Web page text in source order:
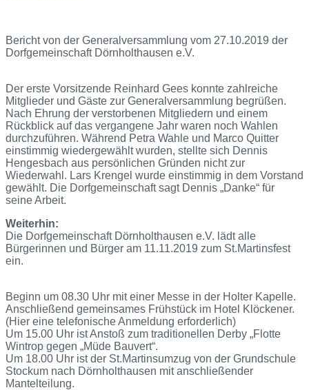
Bericht von der Generalversammlung vom 27.10.2019 der
Dorfgemeinschaft Dörnholthausen e.V.
Der erste Vorsitzende Reinhard Gees konnte zahlreiche
Mitglieder und Gäste zur Generalversammlung begrüßen.
Nach Ehrung der verstorbenen Mitgliedern und einem
Rückblick auf das vergangene Jahr waren noch Wahlen
durchzuführen. Während Petra Wahle und Marco Quitter
einstimmig wiedergewählt wurden, stellte sich Dennis
Hengesbach aus persönlichen Gründen nicht zur
Wiederwahl. Lars Krengel wurde einstimmig in dem Vorstand
gewählt. Die Dorfgemeinschaft sagt Dennis „Danke“ für
seine Arbeit.
Weiterhin:
Die Dorfgemeinschaft Dörnholthausen e.V. lädt alle
Bürgerinnen und Bürger am 11.11.2019 zum St.Martinsfest
ein.
Beginn um 08.30 Uhr mit einer Messe in der Holter Kapelle.
Anschließend gemeinsames Frühstück im Hotel Klöckener.
(Hier eine telefonische Anmeldung erforderlich)
Um 15.00 Uhr ist Anstoß zum traditionellen Derby „Flotte
Wintrop gegen „Müde Bauvert“.
Um 18.00 Uhr ist der St.Martinsumzug von der Grundschule
Stockum nach Dörnholthausen mit anschließender
Mantelteilung.